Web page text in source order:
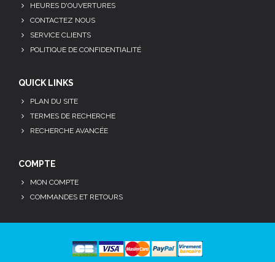
HEURES D'OUVERTURES
CONTACTEZ NOUS
SERVICE CLIENTS
POLITIQUE DE CONFIDENTIALITÉ
QUICK LINKS
PLAN DU SITE
TERMES DE RECHERCHE
RECHERCHE AVANCÉE
COMPTE
MON COMPTE
COMMANDES ET RETOURS